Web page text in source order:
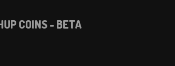
COINS - BETA